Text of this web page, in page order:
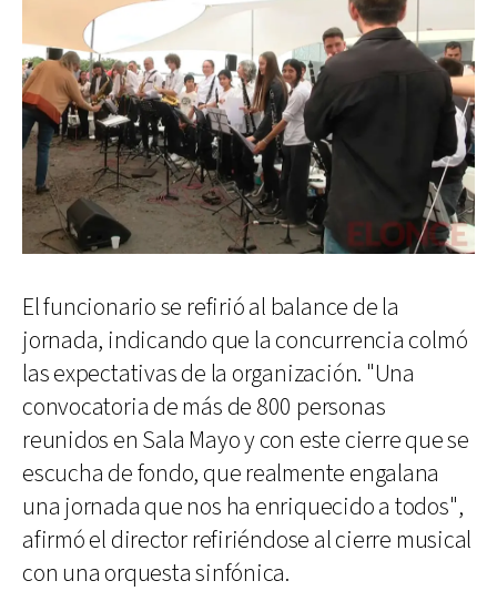
El funcionario se refirió al balance de la
jornada, indicando que la concurrencia colmó
las expectativas de la organización. "Una
convocatoria de más de 800 personas
reunidos en Sala Mayo y con este cierre que se
escucha de fondo, que realmente engalana
una jornada que nos ha enriquecido a todos",
afirmó el director refiriéndose al cierre musical
con una orquesta sinfónica.